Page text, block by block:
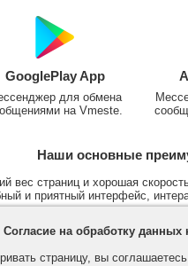
GooglePlay App
для обмена
на Vmeste.
Наши основные
вес страниц и хорошая
и приятный интерфейс,
размещаем надоедливую
в группах и сообществах
основных типов и больших
Согласие на обработку данных
страницу, вы